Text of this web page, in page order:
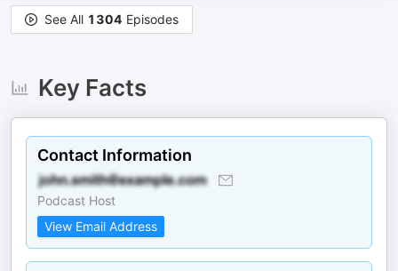
See All 1304 Episodes
Key Facts
Contact Information
Podcast Host
View Email Address